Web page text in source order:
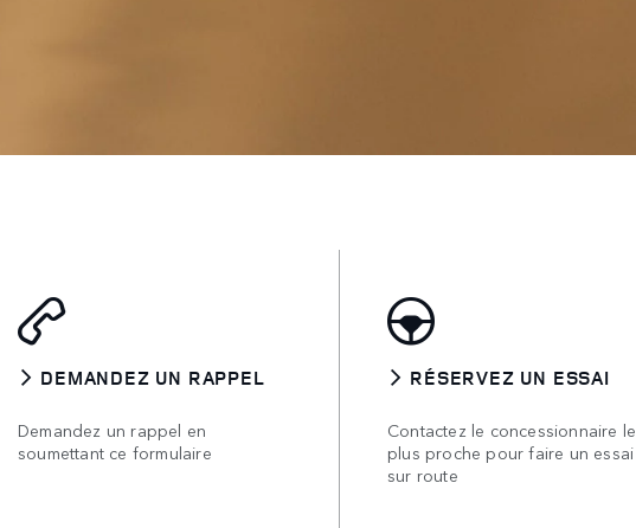
DEMANDEZ UN RAPPEL
Demandez un rappel en
soumettant ce formulaire
RÉSERVEZ UN ESSAI
Contactez le concessionnaire le
plus proche pour faire un essai
sur route